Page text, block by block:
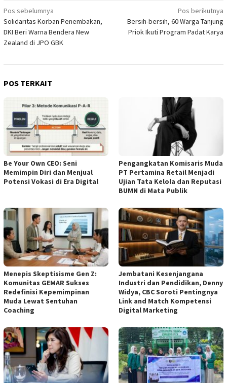
Navigasi
pos
Pos sebelumnya
Solidaritas Korban Penembakan,
DKI Beri Warna Bendera New
Zealand di JPO GBK
Pos berikutnya
Bersih-bersih, 60 Warga Tanjung
Priok Ikuti Program Padat Karya
POS TERKAIT
Be Your Own CEO: Seni
Memimpin Diri dan Menjual
Potensi Vokasi di Era Digital
Pengangkatan Komisaris Muda
PT Pertamina Retail Menjadi
Ujian Tata Kelola dan Reputasi
BUMN di Mata Publik
Menepis Skeptisisme Gen Z:
Komunitas GEMAR Sukses
Redefinisi Kepemimpinan
Muda Lewat Sentuhan
Coaching
Jembatani Kesenjangana
Industri dan Pendidikan, Denny
Widya, CBC Soroti Pentingnya
Link and Match Kompetensi
Digital Marketing